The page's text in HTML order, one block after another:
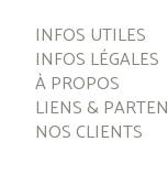
INFOS UTILES
INFOS LÉGALES
À PROPOS
LIENS &
NOS CLIENTS